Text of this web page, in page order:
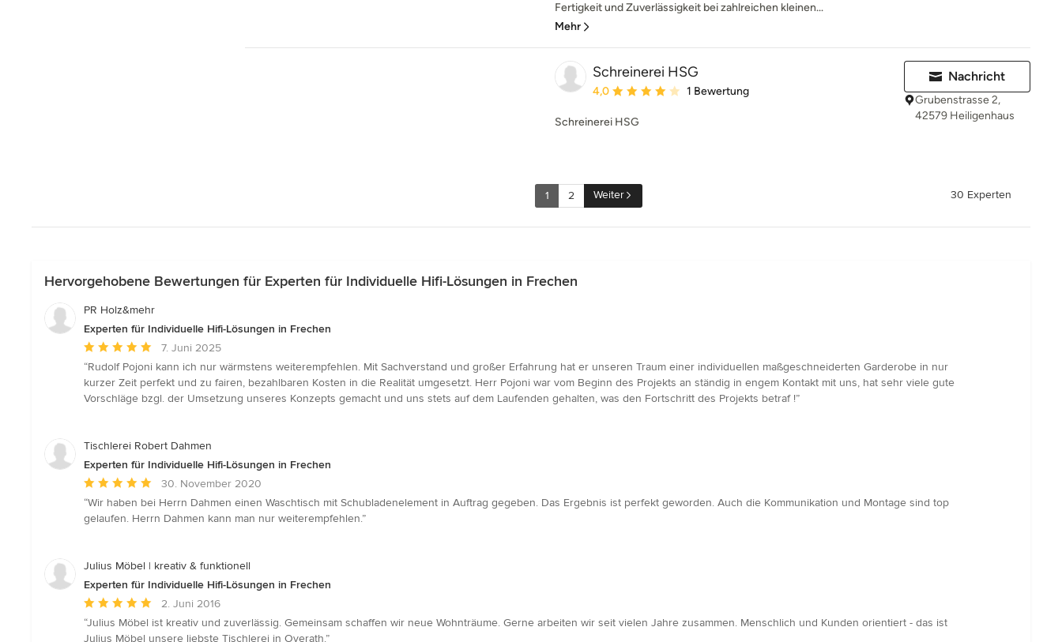
Fertigkeit und Zuverlässigkeit bei zahlreichen kleinen...
Mehr
Schreinerei HSG
Durchschnittliche Bewertung: 4 von 5 Sternen
4,0 1 Bewertung
Schreinerei HSG
Nachricht
Grubenstrasse 2,
42579 Heiligenhaus
1 2 Weiter 30 Experten
Hervorgehobene Bewertungen für Experten für Individuelle Hifi-Lösungen in Frechen
PR Holz&mehr
Experten für Individuelle Hifi-Lösungen in Frechen
Durchschnittliche
Bewertung:
5
von
7. Juni 2025
“Rudolf Pojoni kann ich nur wärmstens weiterempfehlen. Mit Sachverstand und großer Erfahrung hat er unseren Traum einer individuellen maßgeschneiderten Garderobe in nur
kurzer Zeit perfekt und zu fairen, bezahlbaren Kosten in die Realität umgesetzt. Herr Pojoni war vom Beginn des Projekts an ständig in engem Kontakt mit uns, hat sehr viele gute
Vorschläge bzgl. der Umsetzung unseres Konzepts gemacht und uns stets auf dem Laufenden gehalten, was den Fortschritt des Projekts betraf !”
Tischlerei Robert Dahmen
Experten für Individuelle Hifi-Lösungen in Frechen
Durchschnittliche
Bewertung:
5
Sternen
30. November 2020
“Wir haben bei Herrn Dahmen einen Waschtisch mit Schubladenelement in Auftrag gegeben. Das Ergebnis ist perfekt geworden. Auch die Kommunikation und Montage sind top
gelaufen. Herrn Dahmen kann man nur weiterempfehlen.”
Julius Möbel | kreativ & funktionell
Experten für Individuelle Hifi-Lösungen in Frechen
Durchschnittliche
Bewertung:
5
2. Juni 2016
“Julius Möbel ist kreativ und zuverlässig. Gemeinsam schaffen wir neue Wohnträume. Gerne arbeiten wir seit vielen Jahre zusammen. Menschlich und Kunden orientiert - das ist
Julius Möbel unsere liebste Tischlerei in Overath.”